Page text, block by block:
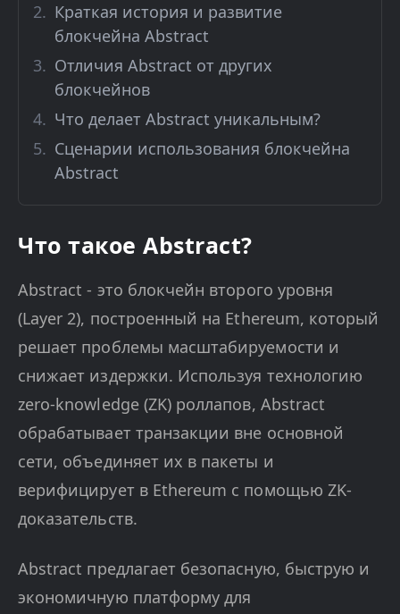
Краткая история и развитие
блокчейна Abstract
Отличия Abstract от других
блокчейнов
Что делает Abstract уникальным?
Сценарии использования блокчейна
Abstract
Что такое Abstract?
Abstract - это блокчейн второго уровня
(Layer 2), построенный на Ethereum, который
решает проблемы масштабируемости и
снижает издержки. Используя технологию
zero-knowledge (ZK) роллапов, Abstract
обрабатывает транзакции вне основной
сети, объединяет их в пакеты и
верифицирует в Ethereum с помощью ZK-
доказательств.
Abstract предлагает безопасную, быструю и
экономичную платформу для